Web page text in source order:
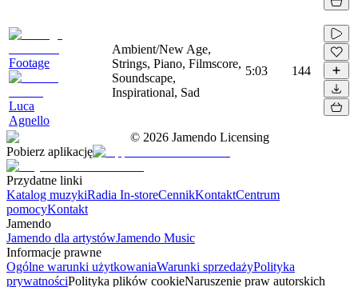
Footage
Luca
Agnello
Ambient/New Age,
Strings, Piano, Filmscore,
Soundscape,
Inspirational, Sad
5:03 144
© 2026 Jamendo Licensing
Pobierz aplikację
Przydatne linki
Katalog muzykiRadia In-storeCennikKontaktCentrum
pomocyKontakt
Jamendo
Jamendo dla artystówJamendo Music
Informacje prawne
Ogólne warunki użytkowaniaWarunki sprzedażyPolityka
prywatnościPolityka plików cookieNaruszenie praw autorskich